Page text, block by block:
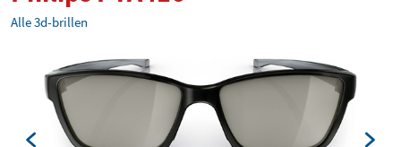
Alle 3d-brillen